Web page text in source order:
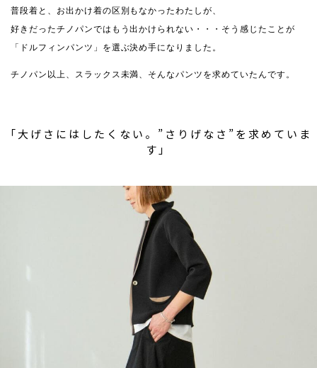
普段着と、お出かけ着の区別もなかったわたしが、
好きだったチノパンではもう出かけられない・・・そう感じたことが
「ドルフィンパンツ」を選ぶ決め手になりました。
チノパン以上、スラックス未満、そんなパンツを求めていたんです。
「大げさにはしたくない。”さりげなさ”を求めていま
す」